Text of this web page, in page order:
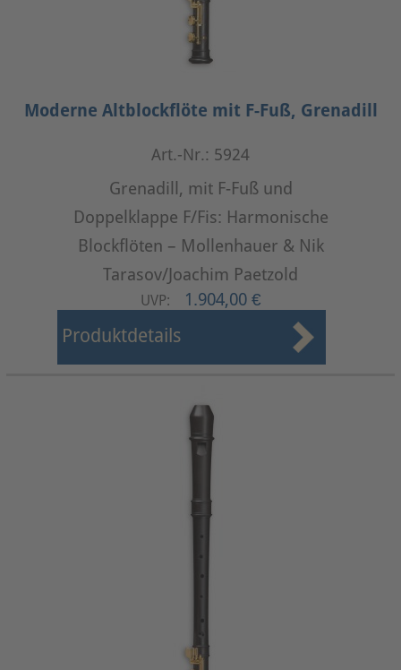
Moderne Altblockflöte mit F-Fuß, Grenadill
Art.-Nr.: 5924
Grenadill, mit F-Fuß und
Doppelklappe F/Fis: Harmonische
Blockflöten – Mollenhauer & Nik
Tarasov/Joachim Paetzold
UVP: 1.904,00 €
Produktdetails